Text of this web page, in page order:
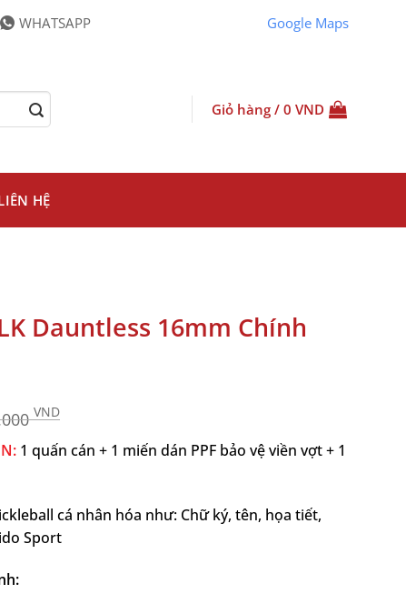
WHATSAPP Google Maps
Giỏ hàng / 0 VND
HỆ
Dauntless 16mm Chính
VND
1 quấn cán + 1 miến dán PPF bảo vệ viền vợt + 1
cá nhân hóa như: Chữ ký, tên, họa tiết,
Sport